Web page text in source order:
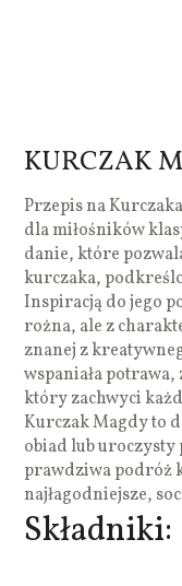
KURCZAK
Przepis na
dla miłośników
danie, które
kurczaka,
Inspiracją do jego
rożna, ale z
znanej z
wspaniała
który zachwyci
Kurczak Magdy to
obiad lub uroczysty
prawdziwa podróż
najłagodniejsze,
Składniki: